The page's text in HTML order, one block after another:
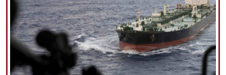
政治
经济
文化.社会
世界
旅游